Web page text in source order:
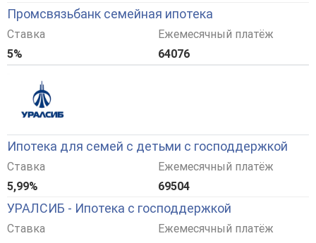
Промсвязьбанк семейная ипотека
Ставка
5%
Ежемесячный платёж
64076
Ипотека для семей с детьми с господдержкой
Ставка
5,99%
Ежемесячный платёж
69504
УРАЛСИБ - Ипотека с господдержкой
Ставка
Ежемесячный платёж